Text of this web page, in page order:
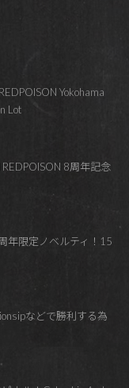
Yokohama
Lot
8周年記念
年限定ノベルティ！15
などで勝利する為